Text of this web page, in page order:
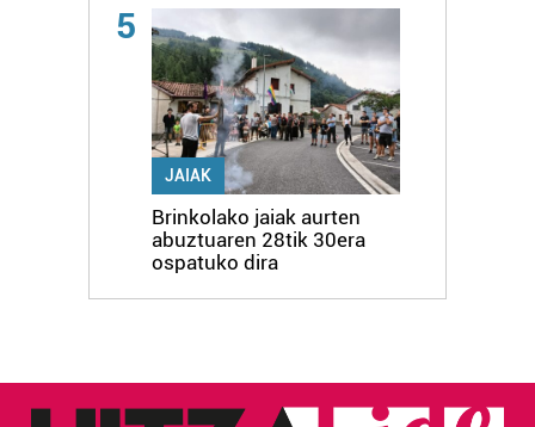
5
JAIAK
Brinkolako jaiak aurten
abuztuaren 28tik 30era
ospatuko dira